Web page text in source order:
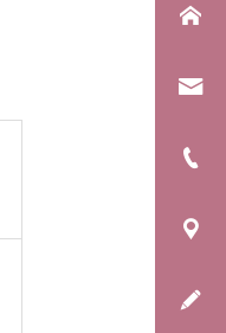
年に一度の「銀河水キャン